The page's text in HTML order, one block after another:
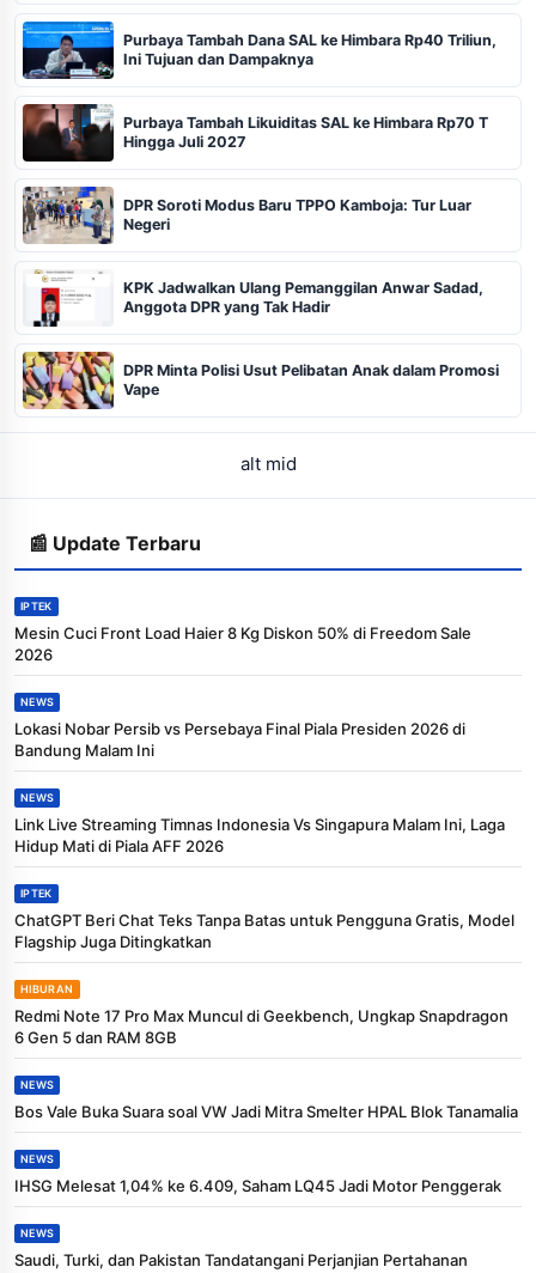
Purbaya Tambah Dana SAL ke Himbara Rp40 Triliun,
Ini Tujuan dan Dampaknya
Purbaya Tambah Likuiditas SAL ke Himbara Rp70 T
Hingga Juli 2027
DPR Soroti Modus Baru TPPO Kamboja: Tur Luar
Negeri
KPK Jadwalkan Ulang Pemanggilan Anwar Sadad,
Anggota DPR yang Tak Hadir
DPR Minta Polisi Usut Pelibatan Anak dalam Promosi
Vape
alt mid
📰 Update Terbaru
IPTEK
Mesin Cuci Front Load Haier 8 Kg Diskon 50% di Freedom Sale
2026
NEWS
Lokasi Nobar Persib vs Persebaya Final Piala Presiden 2026 di
Bandung Malam Ini
NEWS
Link Live Streaming Timnas Indonesia Vs Singapura Malam Ini, Laga
Hidup Mati di Piala AFF 2026
IPTEK
ChatGPT Beri Chat Teks Tanpa Batas untuk Pengguna Gratis, Model
Flagship Juga Ditingkatkan
HIBURAN
Redmi Note 17 Pro Max Muncul di Geekbench, Ungkap Snapdragon
6 Gen 5 dan RAM 8GB
NEWS
Bos Vale Buka Suara soal VW Jadi Mitra Smelter HPAL Blok Tanamalia
NEWS
IHSG Melesat 1,04% ke 6.409, Saham LQ45 Jadi Motor Penggerak
NEWS
Saudi, Turki, dan Pakistan Tandatangani Perjanjian Pertahanan